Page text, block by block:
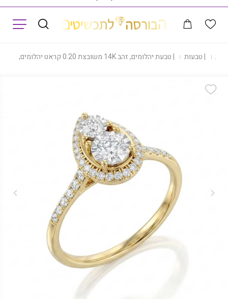
|טבעות |טבעת יהלומים, זהב 14K משובצת 0.20 קראט יהלומים, דגם RDRE29846